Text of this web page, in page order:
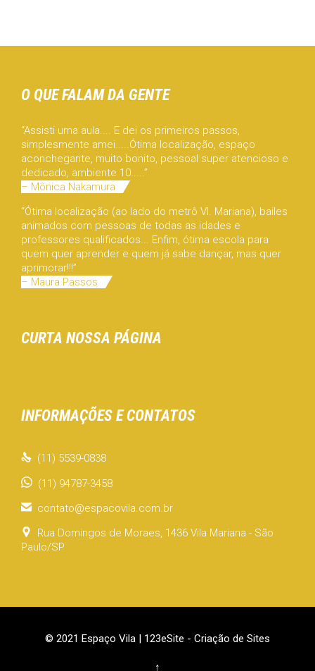
O QUE FALAM DA GENTE
“Assisti uma aula.... E dei os primeiros passos,
simplesmente amei.....Ótima localização, espaço
aconchegante, muito bonito, pessoal super atencioso e
dedicado, ambiente 10.....”
– Mônica Nakamura
“Ótima localização (ao lado do metrô Vl. Mariana), bailes
animados com pessoas de todas as idades e
professores qualificados... Enfim, ótima escola para
quem quer aprender e quem já sabe dançar, mas quer
aprimorar!!!”
– Maura Passos
CURTA NOSSA PÁGINA
INFORMAÇÕES E CONTATOS
 (11) 5539-0838
(11) 94787-3458
 contato@espacovila.com.br

Rua Domingos de Moraes, 1436 Vila Mariana - São
Paulo/SP
© 2021 Espaço Vila | 123eSite - Criação de Sites
↑